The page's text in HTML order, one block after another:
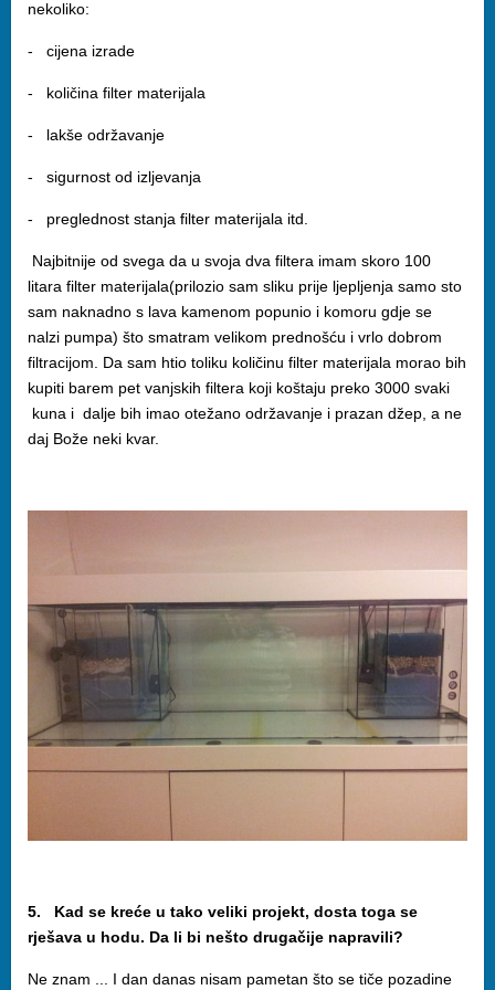
nekoliko:
- cijena izrade
- količina filter materijala
- lakše održavanje
- sigurnost od izljevanja
- preglednost stanja filter materijala itd.
Najbitnije od svega da u svoja dva filtera imam skoro 100
litara filter materijala(prilozio sam sliku prije ljepljenja samo sto
sam naknadno s lava kamenom popunio i komoru gdje se
nalzi pumpa) što smatram velikom prednošću i vrlo dobrom
filtracijom. Da sam htio toliku količinu filter materijala morao bih
kupiti barem pet vanjskih filtera koji koštaju preko 3000 svaki
kuna i dalje bih imao otežano održavanje i prazan džep, a ne
daj Bože neki kvar.
5. Kad se kreće u tako veliki projekt, dosta toga se
rješava u hodu. Da li bi nešto drugačije napravili?
Ne znam ... I dan danas nisam pametan što se tiče pozadine